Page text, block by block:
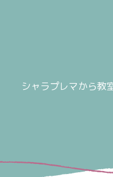
シャラプレマから教